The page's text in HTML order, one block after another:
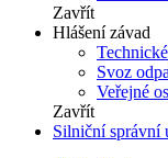
Zavřít
Hlášení závad
Svoz
Veřejné
Zavřít
Silniční správní